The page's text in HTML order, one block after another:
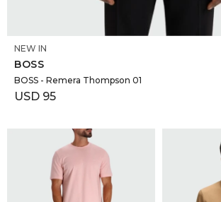
SELECCIONAR TALLE
NEW IN
BOSS
BOSS - Remera Thompson 01
USD 95